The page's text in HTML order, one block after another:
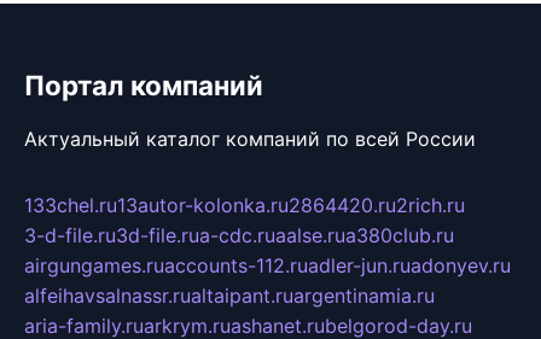
Портал компаний
Актуальный каталог компаний по всей России
133chel.ru13autor-kolonka.ru2864420.ru2rich.ru
3-d-file.ru3d-file.rua-cdc.ruaalse.rua380club.ru
airgungames.ruaccounts-112.ruadler-jun.ruadonyev.ru
alfeihavsalnassr.rualtaipant.ruargentinamia.ru
aria-family.ruarkrym.ruashanet.rubelgorod-day.ru